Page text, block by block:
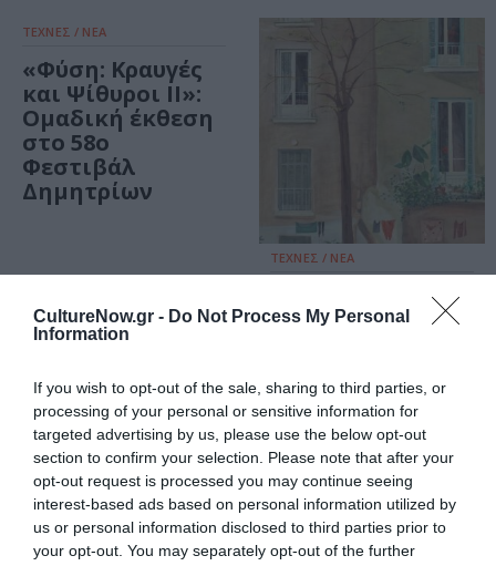
CultureNow.gr - Do Not Process My Personal
Information
If you wish to opt-out of the sale, sharing to third parties, or
processing of your personal or sensitive information for
targeted advertising by us, please use the below opt-out
section to confirm your selection. Please note that after your
opt-out request is processed you may continue seeing
interest-based ads based on personal information utilized by
us or personal information disclosed to third parties prior to
your opt-out. You may separately opt-out of the further
ΤΕΧΝΕΣ / ΝΕΑ
«Φύση: Κραυγές
και Ψίθυροι ΙΙ»:
Ομαδική έκθεση
στο 58ο
Φεστιβάλ
Δημητρίων
ΤΕΧΝΕΣ / ΝΕΑ
Πινακοθήκη:
μετασχηματισμό
των πόλεων στη
μεταπολεμική
Ελλάδα